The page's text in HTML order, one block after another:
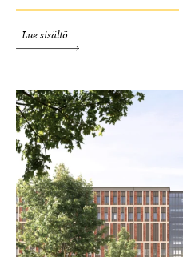
Lue sisältö